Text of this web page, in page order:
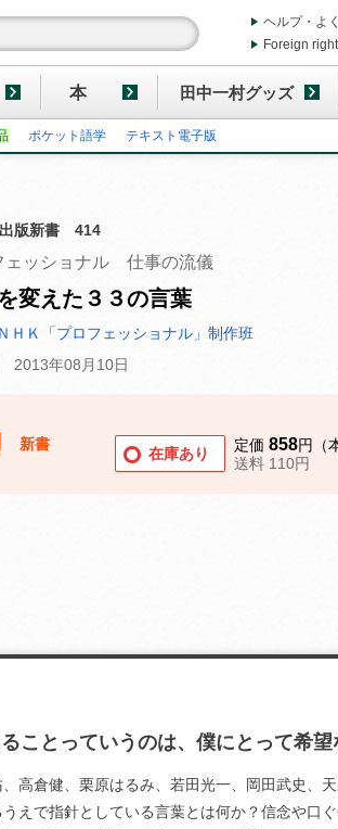
ヘルプ・よ
Foreign
本 田中一村グッズ
ポケット語学 テキスト電子版
出版新書 414
ェッショナル 仕事の流儀
変えた３３の言葉
ＨＫ「プロフェッショナル」制作班
2013年08月10日
新書
在庫あり 定価 858円（
送料 110円
ることっていうのは、僕にとって希
、高倉健、栗原はるみ、若田光一、岡田武史
うえで指針としている言葉とは何か？信念や口